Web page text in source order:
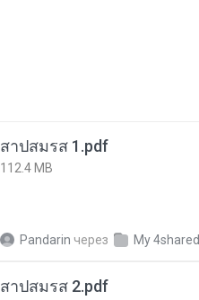
สาปสมรส 1.pdf
112.4 MB
Pandarin через My 4shared
สาปสมรส 2.pdf